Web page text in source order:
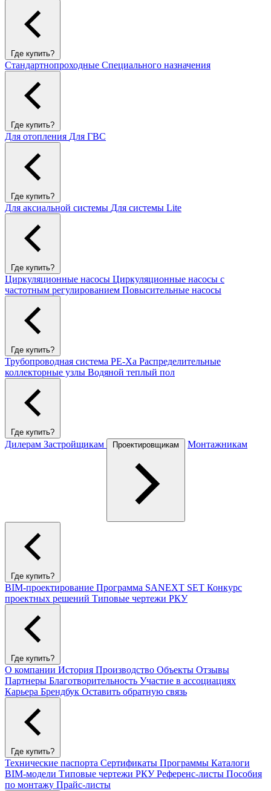
Где купить?
Стандартнопроходные Специального назначения
Где купить?
Для отопления Для ГВС
Где купить?
Для аксиальной системы Для системы Lite
Где купить?
Циркуляционные насосы Циркуляционные насосы с
частотным регулированием Повысительные насосы
Где купить?
Трубопроводная система PE-Xa Распределительные
коллекторные узлы Водяной теплый пол
Где купить?
Дилерам Застройщикам Проектировщикам Монтажникам
Где купить?
BIM-проектирование Программа SANEXT SET Конкурс
проектных решений Типовые чертежи РКУ
Где купить?
О компании История Производство Объекты Отзывы
Партнеры Благотворительность Участие в ассоциациях
Карьера Брендбук Оставить обратную связь
Где купить?
Технические паспорта Сертификаты Программы Каталоги
BIM-модели Типовые чертежи РКУРеференс-листы Пособия
по монтажу Прайс-листы